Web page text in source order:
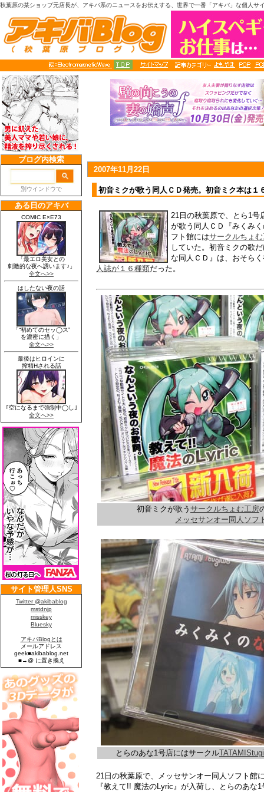
秋葉原の某ショップ元店長が、アキバ系のニュースをお伝えする、世界で一番「アキバ」な個人サ
2007年11月22日
初音ミクが歌う同人ＣＤ発売。初音ミク本は１
21日の秋葉原で、とら1号
が歌う同人ＣＤ『みくみ
フト館にはサークルちょ
していた。初音ミクの歌
な同人ＣＤ』は、おそら
人誌が１６種類だった。
初音ミクが歌う サークルちょむ工房
メッセサンオー同人ソフ
とらのあな1号店にはサークル
21日の秋葉原で、メッセサンオー同人ソフト館
『教えて!! 魔法のLyric』が入荷し、とらのあな